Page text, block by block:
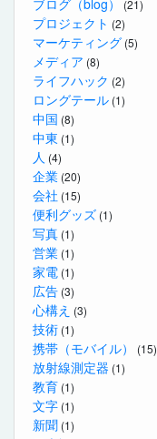
(21)
プロジェクト (2)
マーケティング (5)
メディア (8)
ライフハック (2)
ロングテール (1)
中国 (8)
中東 (1)
人 (4)
企業 (20)
会社 (15)
便利グッズ (1)
写真 (1)
営業 (1)
家電 (1)
広告 (3)
心構え (3)
技術 (1)
携帯（モバイル） (15)
放射線測定器 (1)
教育 (1)
文字 (1)
新聞 (1)